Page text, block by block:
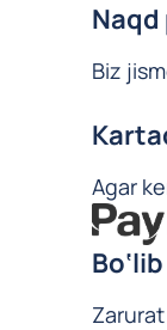
Biz
Agar